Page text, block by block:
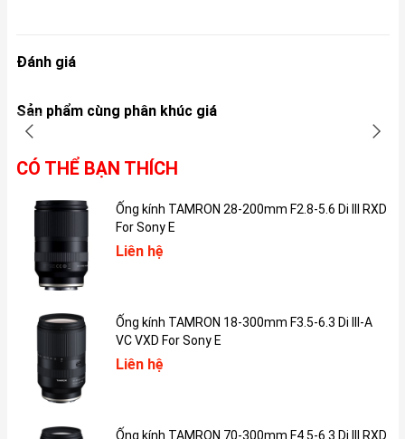
Một điểm trừ cho cách thiết kế của iPad mini 5 là viền của máy
Thiết kế iPad mini 5
Nút home vẫn là nét đặc trưng quen thuộc của dòng máy Apple.
Bên cạnh đó nút home của iPad mini 5 vẫn tích hợp touch ID giúp
toán trên App Store sẽ không cần nhập lại mật khẩu mà chỉ cần
Đánh giá
Sản phẩm cùng phân khúc giá
CÓ THỂ BẠN THÍCH
Ống kính TAMRON 28-200mm F2.8-5.6 Di III RXD
For Sony E
Liên hệ
Ống kính TAMRON 18-300mm F3.5-6.3 Di III-A
VC VXD For Sony E
Liên hệ
Ống kính TAMRON 70-300mm F4.5-6.3 Di III RXD